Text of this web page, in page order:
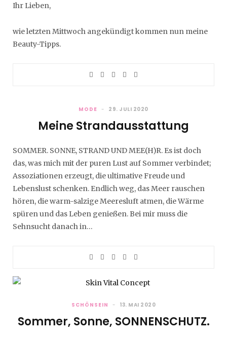
Ihr Lieben,
wie letzten Mittwoch angekündigt kommen nun meine
Beauty-Tipps.
MODE 29. JULI 2020
Meine Strandausstattung
SOMMER. SONNE, STRAND UND MEE(H)R. Es ist doch
das, was mich mit der puren Lust auf Sommer verbindet;
Assoziationen erzeugt, die ultimative Freude und
Lebenslust schenken. Endlich weg, das Meer rauschen
hören, die warm-salzige Meeresluft atmen, die Wärme
spüren und das Leben genießen. Bei mir muss die
Sehnsucht danach in…
SCHÖNSEIN 13. MAI 2020
Sommer, Sonne, SONNENSCHUTZ.